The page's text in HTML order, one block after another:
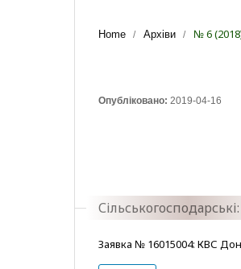
Home / Архіви / № 6
Опубліковано: 2019-04-16
Заявка № 16015004: КВС